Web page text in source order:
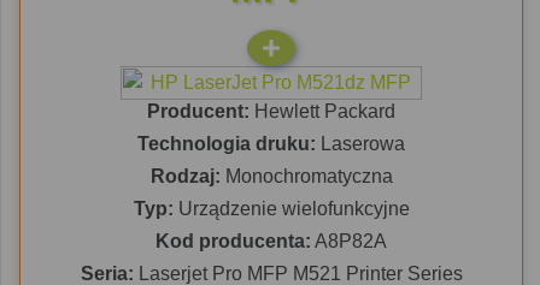
Producent: Hewlett Packard
Technologia druku: Laserowa
Rodzaj: Monochromatyczna
Typ: Urządzenie wielofunkcyjne
Kod producenta: A8P82A
Seria: Laserjet Pro MFP M521 Printer Series